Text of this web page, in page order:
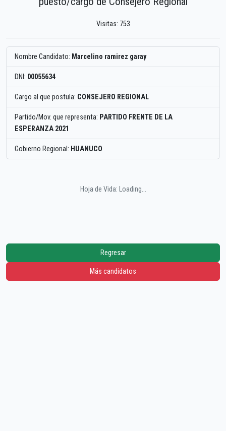
Visitas: 753
Nombre Candidato: Marcelino ramirez garay
DNI: 00055634
Cargo al que postula: CONSEJERO REGIONAL
Partido/Mov. que representa: PARTIDO FRENTE DE LA
ESPERANZA 2021
Gobierno Regional: HUANUCO
Hoja de Vida: Loading...
Regresar
Más candidatos